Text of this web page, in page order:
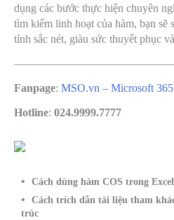
dụng các bước thực hiện chuyên
tìm kiếm linh hoạt của hàm, bạn sẽ
tính sắc nét, giàu sức thuyết phục
Fanpage: MSO.vn – Microsoft
Hotline: 024.9999.7777
Cách dùng hàm COS trong
Cách trích dẫn tài liệu tham
trúc